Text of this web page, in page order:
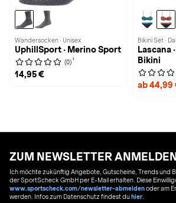
Wandersocken · Unisex
UphillSport · Merino Sport
(0) 1
14,95 €
Bikini Set ·
Lascana
Bikini
ab 44,99
ZUM NEWSLETTER ANMELDEN
Ich möchte zukünftig Angebote, Gutscheine, Trends und
der SportScheck GmbH per E-Mail erhalten. Diese
www.sportscheck.com/newsletter-abmeldenoder am
werden. Infos zum Datenschutz findest duhier